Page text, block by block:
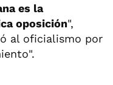
es la
oposición",
al oficialismo por